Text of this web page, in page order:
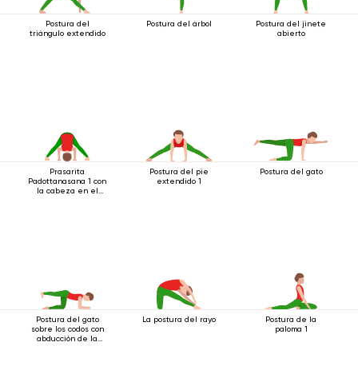
Postura del
triángulo extendido
Postura del árbol
Postura del jinete
abierto
Prasarita
Padottanasana 1 con
la cabeza en el
Postura del pie
extendido 1
Postura del gato
Postura del gato
sobre los codos con
abducción de la
La postura del rayo
Postura de la
paloma 1